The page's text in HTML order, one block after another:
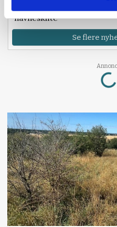
Konkurs rammer midtjysk
navneskifte
Se flere
Loading...